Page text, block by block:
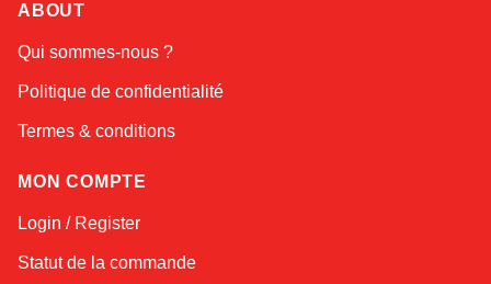
ABOUT
Qui sommes-nous ?
Politique de confidentialité
Termes & conditions
MON COMPTE
Login / Register
Statut de la commande